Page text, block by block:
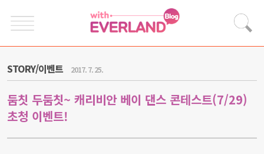
STORY/이벤트 2017. 7. 25.
둠칫 두둠칫~ 캐리비안 베이 댄스 콘테스트(7/29)
초청 이벤트!